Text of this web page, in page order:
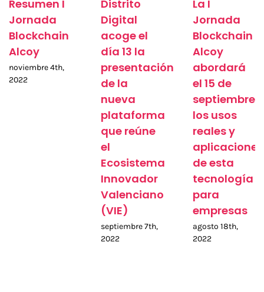
Resumen I
Jornada
Blockchain
Alcoy
noviembre 4th,
2022
Distrito
Digital
acoge el
día 13 la
presentación
de la
nueva
plataforma
que reúne
el
Ecosistema
Innovador
Valenciano
(VIE)
septiembre 7th,
2022
La I
Jornada
Blockchain
Alcoy
abordará
el 15 de
septiembre
los usos
reales y
aplicaciones
de esta
tecnología
para
empresas
agosto 18th,
2022